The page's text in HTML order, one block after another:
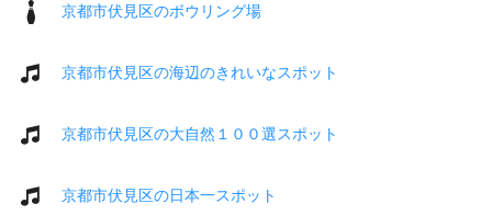
京都市伏見区のボウリング場
京都市伏見区の海辺のきれいなスポット
京都市伏見区の大自然１００選スポット
京都市伏見区の日本一スポット